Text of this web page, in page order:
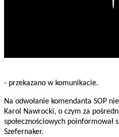
- przekazano w komunikacie.
Na odwołanie komendanta SOP
Karol Nawrocki, o czym za
społecznościowych poinformował
Szefernaker.